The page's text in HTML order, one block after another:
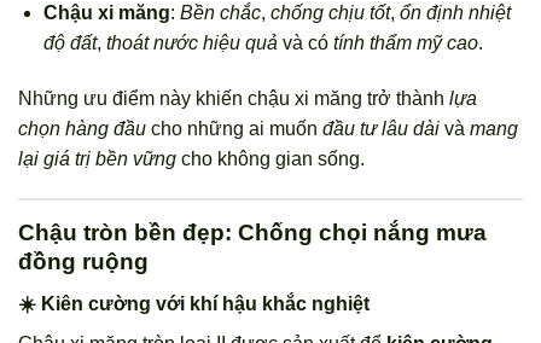
Chậu xi măng: Bền chắc, chống chịu tốt, ổn định nhiệt
độ đất, thoát nước hiệu quả và có tính thẩm mỹ cao.
Những ưu điểm này khiến chậu xi măng trở thành lựa
chọn hàng đầu cho những ai muốn đầu tư lâu dài và mang
lại giá trị bền vững cho không gian sống.
Chậu tròn bền đẹp: Chống chọi nắng mưa
đồng ruộng
☀️ Kiên cường với khí hậu khắc nghiệt